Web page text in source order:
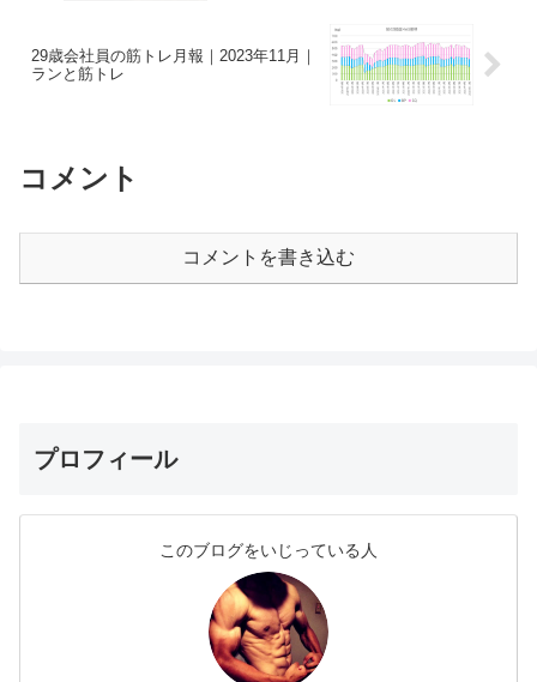
29歳会社員の筋トレ月報｜2023年11月｜
ランと筋トレ
コメント
コメントを書き込む
プロフィール
このブログをいじっている人